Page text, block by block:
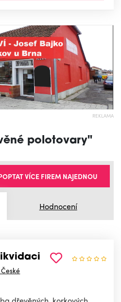
REKLAMA
polotovary"
Hodnocení
VÍCE FIREM NAJEDNOU
likvidaci